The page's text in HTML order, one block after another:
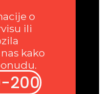
o
ili
kako
200